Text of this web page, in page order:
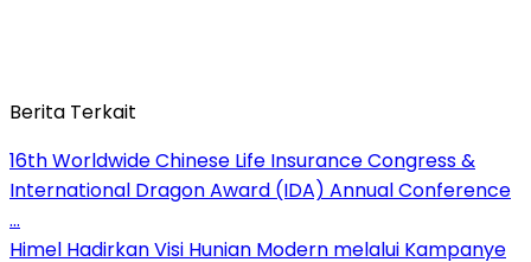
Berita Terkait
16th Worldwide Chinese Life Insurance Congress &
International Dragon Award (IDA) Annual Conference
…
Himel Hadirkan Visi Hunian Modern melalui Kampanye